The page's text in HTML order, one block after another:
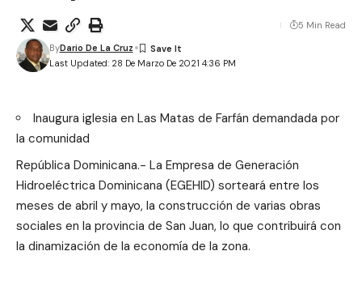
Last Updated: 28 De Marzo De 2021 4:36 PM
ByDario De La Cruz
5 Min Read
Inaugura iglesia en Las Matas de Farfán demandada por
la comunidad
República Dominicana.- La Empresa de Generación
Hidroeléctrica Dominicana (EGEHID) sorteará entre los
meses de abril y mayo, la construcción de varias obras
sociales en la provincia de San Juan, lo que contribuirá con
la dinamización de la economía de la zona.